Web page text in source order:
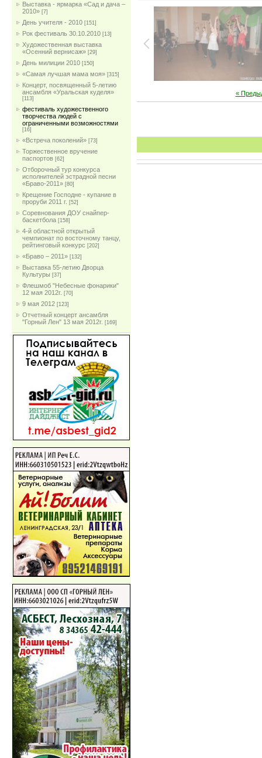
Выставка - ярмарка «Сад и дача –
2010» [7]
День учителя - 2010 [151]
Рок фестиваль 30.10.2010 [13]
Художественная выставка
«Осенний вернисаж» [29]
День милиции 2010 [150]
«Самая лучшая мама моя» [315]
Концерт, посвященный 5-летию
ансамбля «Уральская куделя»
[113]
фестиваль художественного
творчества людей с
ограниченными возможностями
[16]
«Встреча поколений» [73]
Торжественное вручение
паспортов [62]
Отборочный тур конкурса
исполнителей эстрадной песни
«Браво-2011» [80]
Крещение Господне - купание в
проруби 2011 г. [52]
Соревнования ДОУ снайпер-
баскетбола [158]
4-й областной открытый
чемпионат по восточному танцу,
рейтинговый конкурс [202]
«Браво – 2011» [132]
Выставка 55-летию Дворца
Культуры [37]
Флешмоб "Небесные фонарики"
12 мая 2012г. [70]
9 мая 2012 [123]
Отчетный концерт ансамбля
"Горный Лен" 13 мая 2012г. [169]
«